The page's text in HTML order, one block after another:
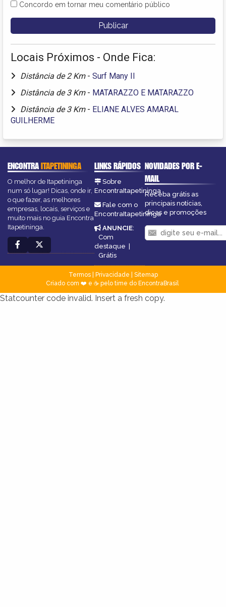
Concordo em tornar meu comentário público
Locais Próximos - Onde Fica:
Distância de 2 Km - Surf Many II
Distância de 3 Km - MATARAZZO E MATARAZZO
Distância de 3 Km - ELIANE ALVES AMARAL
GUILHERME
ENCONTRAITAPETININGA
O melhor de Itapetininga
num só lugar! Dicas, onde ir,
o que fazer, as melhores
empresas, locais, serviços e
muito mais no guia Encontra
Itapetininga.
LINKS RÁPIDOS
Sobre
EncontraItapetininga
Fale com o
EncontraItapetininga
ANUNCIE:
Com
destaque
Grátis
NOVIDADES POR E-
MAIL
Receba grátis as
principais notícias,
dicas e promoções
Termos| Privacidade
Sitemap
Criado com ❤️ e ☕ pelo time do EncontraBrasil
Statcounter code invalid. Insert a fresh copy.